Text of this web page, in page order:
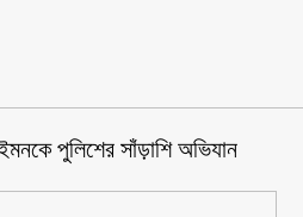
ইমনকে পুলিশের সাঁড়াশি অভিযান